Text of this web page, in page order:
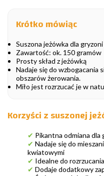
Krótko mówiąc
Suszona jeżówka dla
Zawartość: ok. 150 gramów
Prosty skład z jeżówką
Nadaje się do wzbogacania
obszarów żerowania.
Miło jest rozrzucać je w
Korzyści z suszonej
✔ Pikantna odmiana dla
✔ Nadaje się do
kwiatowymi
✔ Idealne do
✔ Dodaje dodatkowy